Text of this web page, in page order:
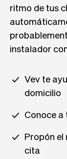
ritmo de tus
instalador
Vev te
domicilio
Conoce
Propón
cita